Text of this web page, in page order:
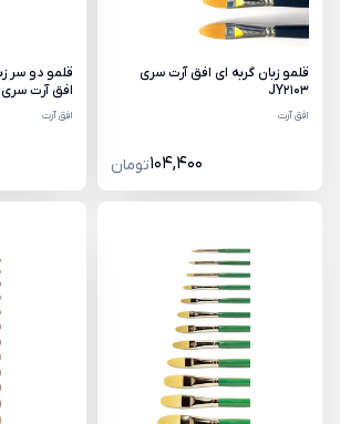
قلمو زبان گربه ای افق آرت سری
JY2103
افق آرت
104,400تومان
قلمو دو سر
افق آرت سری JY2142
افق آرت